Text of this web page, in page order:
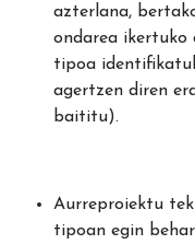
azterlana,
ondarea ikertuko
tipoa
agertzen diren
baititu).
Aurreproiektu
tipoan egin